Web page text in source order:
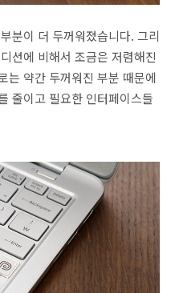
분이 더 두꺼워졌습니다. 그리
션에 비해서 조금은 저렴해진
는 약간 두꺼워진 부분 때문에
줄이고 필요한 인터페이스들